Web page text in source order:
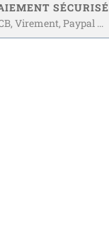
SÉCURISÉ
Virement, Paypal ...